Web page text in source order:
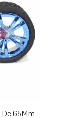
De 65Mm